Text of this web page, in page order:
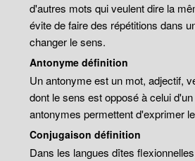
d'autres mots qui veulent dire la
évite de faire des répétitions dans
changer le sens.
Antonyme définition
Un antonyme est un mot, adjectif,
dont le sens est opposé à celui
antonymes permettent d'exprimer
Conjugaison définition
Dans les langues dîtes